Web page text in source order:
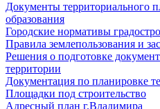
Документы территориального
образования
Городские нормативы
Правила землепользования и
Решения о подготовке
территории
Документация по планировке
Площадки под строительство
Адресный план г.Владимира